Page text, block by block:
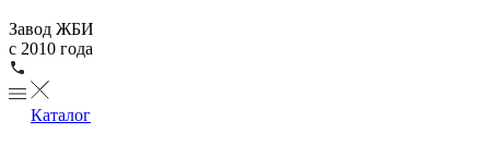
Завод ЖБИ
с 2010 года
Каталог